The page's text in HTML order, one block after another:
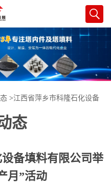
>江西省萍乡市科隆石化设备
态
备填料有限公司举
月”活动